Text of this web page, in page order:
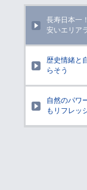
長寿日本一
安いエリア
歴史情緒と
らそう
自然のパワ
もリフレッ